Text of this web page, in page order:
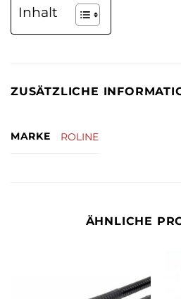
Inhalt
ZUSÄTZLICHE
MARKE ROLINE
ÄHNLICHE